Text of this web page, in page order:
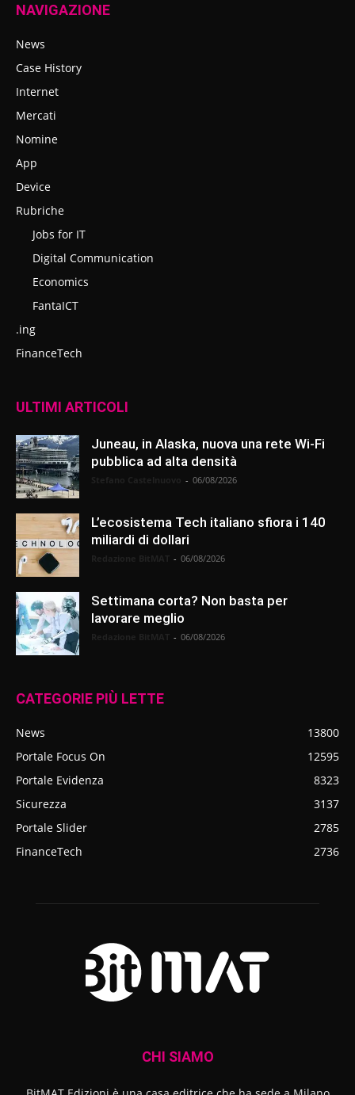
NAVIGAZIONE
News
Case History
Internet
Mercati
Nomine
App
Device
Rubriche
Jobs for IT
Digital Communication
Economics
FantaICT
.ing
FinanceTech
ULTIMI ARTICOLI
Juneau, in Alaska, nuova una rete Wi-Fi
pubblica ad alta densità
- 06/08/2026
L’ecosistema Tech italiano sfiora i 140
miliardi di dollari
- 06/08/2026
Settimana corta? Non basta per
lavorare meglio
- 06/08/2026
CATEGORIE PIÙ LETTE
News
13800
Portale Focus On
12595
Portale Evidenza
8323
Sicurezza
3137
Portale Slider
2785
FinanceTech
2736
CHI SIAMO